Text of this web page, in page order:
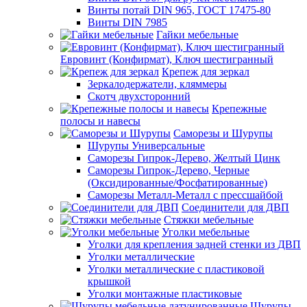
Винты потай DIN 965, ГОСТ 17475-80
Винты DIN 7985
Гайки мебельные
Евровинт (Конфирмат), Ключ шестигранный
Крепеж для зеркал
Зеркалодержатели, кляммеры
Скотч двухсторонний
Крепежные
полосы и навесы
Саморезы и Шурупы
Шурупы Универсальные
Саморезы Гипрок-Дерево, Желтый Цинк
Саморезы Гипрок-Дерево, Черные
(Оксидированные/Фосфатированные)
Саморезы Металл-Металл с прессшайбой
Соединители для ДВП
Стяжки мебельные
Уголки мебельные
Уголки для крепления задней стенки из ДВП
Уголки металлические
Уголки металлические с пластиковой
крышкой
Уголки монтажные пластиковые